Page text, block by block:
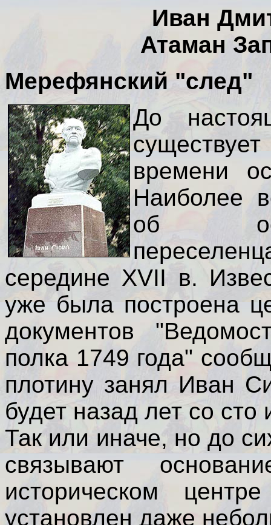
Иван
Атаман
Мерефянский "след"
До
времени
Наиболее
об
середине XVII в.
уже была построена
документов
полка 1749 года"
плотину занял Иван
будет назад лет со
Так или иначе, но до
связывают
историческом
установлен даже